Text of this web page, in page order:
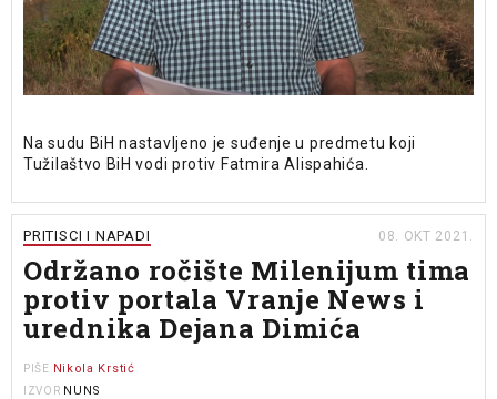
Na sudu BiH nastavljeno je suđenje u predmetu koji
Tužilaštvo BiH vodi protiv Fatmira Alispahića.
PRITISCI I NAPADI 08. OKT 2021.
Održano ročište Milenijum tima
protiv portala Vranje News i
urednika Dejana Dimića
PIŠE Nikola Krstić
IZVOR NUNS